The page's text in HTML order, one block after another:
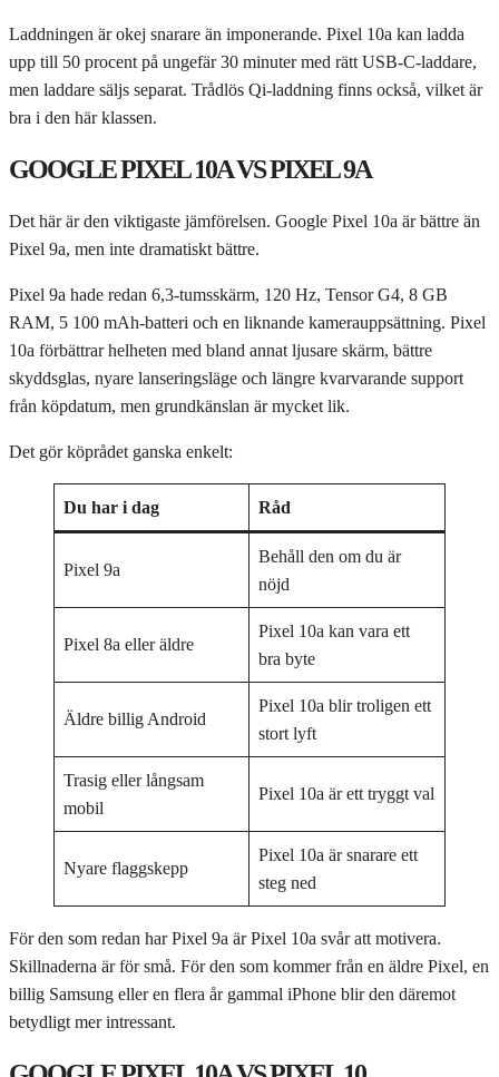
Laddningen är okej snarare än imponerande. Pixel 10a kan ladda
upp till 50 procent på ungefär 30 minuter med rätt USB-C-laddare,
men laddare säljs separat. Trådlös Qi-laddning finns också, vilket är
bra i den här klassen.
GOOGLE PIXEL 10A VS PIXEL 9A
Det här är den viktigaste jämförelsen. Google Pixel 10a är bättre än
Pixel 9a, men inte dramatiskt bättre.
Pixel 9a hade redan 6,3-tumsskärm, 120 Hz, Tensor G4, 8 GB
RAM, 5 100 mAh-batteri och en liknande kamerauppsättning. Pixel
10a förbättrar helheten med bland annat ljusare skärm, bättre
skyddsglas, nyare lanseringsläge och längre kvarvarande support
från köpdatum, men grundkänslan är mycket lik.
Det gör köprådet ganska enkelt:
Du har i dag Råd
Pixel 9a
Behåll den om du är
nöjd
Pixel 8a eller äldre
Pixel 10a kan vara ett
bra byte
Äldre billig Android
Pixel 10a blir troligen ett
stort lyft
Trasig eller långsam
mobil
Pixel 10a är ett tryggt val
Nyare flaggskepp
Pixel 10a är snarare ett
steg ned
För den som redan har Pixel 9a är Pixel 10a svår att motivera.
Skillnaderna är för små. För den som kommer från en äldre Pixel, en
billig Samsung eller en flera år gammal iPhone blir den däremot
betydligt mer intressant.